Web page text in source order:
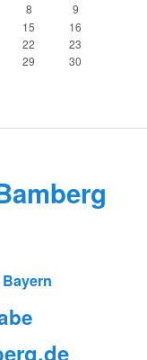
8
9
15
16
22
23
29
30
Bayern